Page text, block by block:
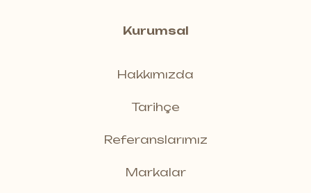
Kurumsal
Hakkımızda
Tarihçe
Referanslarımız
Markalar